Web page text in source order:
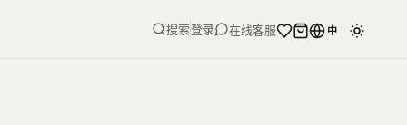
搜索登录 在线客服 中